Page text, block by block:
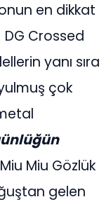
en dikkat
Crossed
yanı sıra
çok
Miu Gözlük
gelen